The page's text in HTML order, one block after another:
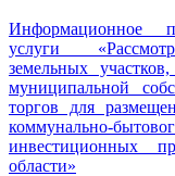
Информационное
услуги
земельных
муниципальной
торгов для
коммунально-
инвестиционных
области»